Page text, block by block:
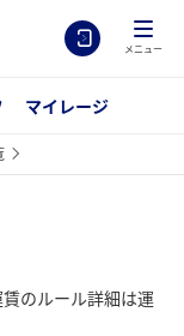
メニュー
マイレージ
のルール詳細は運